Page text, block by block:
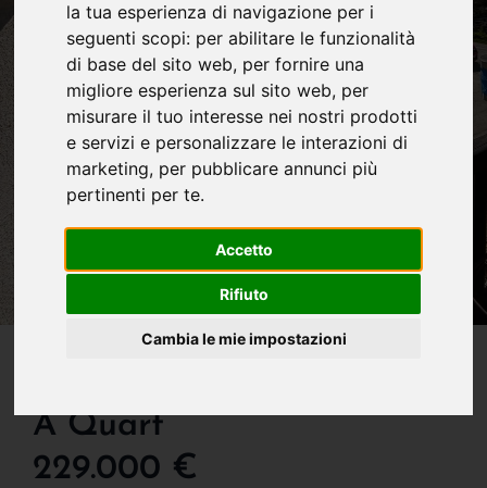
la tua esperienza di navigazione per i
seguenti scopi: per abilitare le funzionalità
di base del sito web, per fornire una
migliore esperienza sul sito web, per
misurare il tuo interesse nei nostri prodotti
e servizi e personalizzare le interazioni di
marketing, per pubblicare annunci più
pertinenti per te.
Accetto
Rifiuto
Cambia le mie impostazioni
A Quart
229.000 €